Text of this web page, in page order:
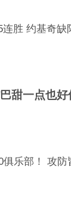
胜 约基奇缺
甜一点也好
俱乐部！ 攻防